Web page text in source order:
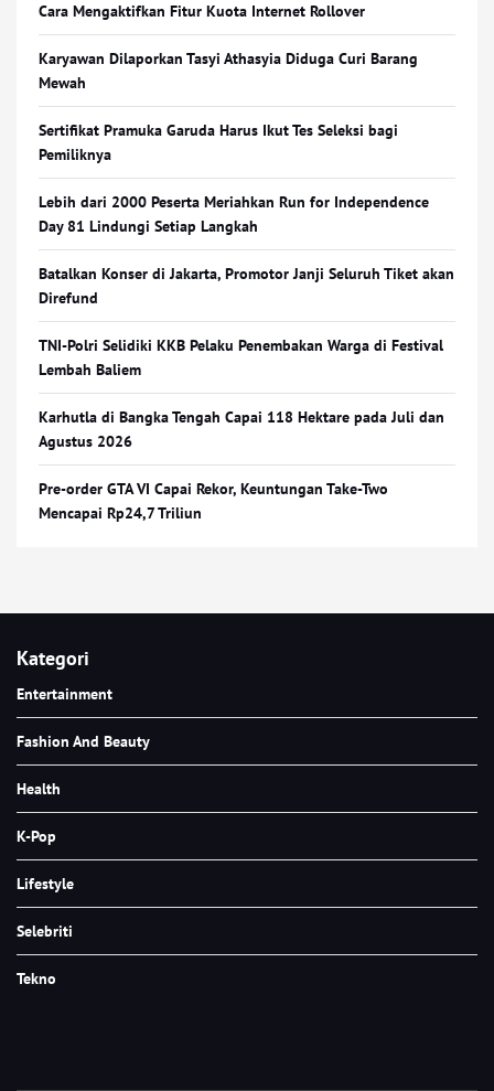
Cara Mengaktifkan Fitur Kuota Internet Rollover
Karyawan Dilaporkan Tasyi Athasyia Diduga Curi Barang
Mewah
Sertifikat Pramuka Garuda Harus Ikut Tes Seleksi bagi
Pemiliknya
Lebih dari 2000 Peserta Meriahkan Run for Independence
Day 81 Lindungi Setiap Langkah
Batalkan Konser di Jakarta, Promotor Janji Seluruh Tiket akan
Direfund
TNI-Polri Selidiki KKB Pelaku Penembakan Warga di Festival
Lembah Baliem
Karhutla di Bangka Tengah Capai 118 Hektare pada Juli dan
Agustus 2026
Pre-order GTA VI Capai Rekor, Keuntungan Take-Two
Mencapai Rp24,7 Triliun
Kategori
Entertainment
Fashion And Beauty
Health
K-Pop
Lifestyle
Selebriti
Tekno